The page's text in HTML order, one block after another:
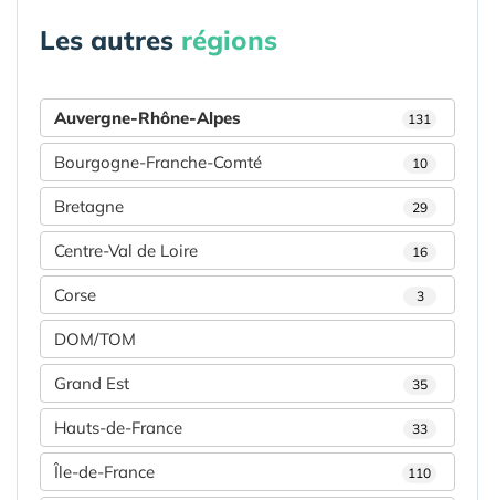
Les autres régions
Auvergne-Rhône-Alpes 131
Bourgogne-Franche-Comté 10
Bretagne 29
Centre-Val de Loire 16
Corse 3
DOM/TOM
Grand Est 35
Hauts-de-France 33
Île-de-France 110